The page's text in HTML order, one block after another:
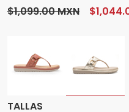
$1,099.00 MXN
TALLAS